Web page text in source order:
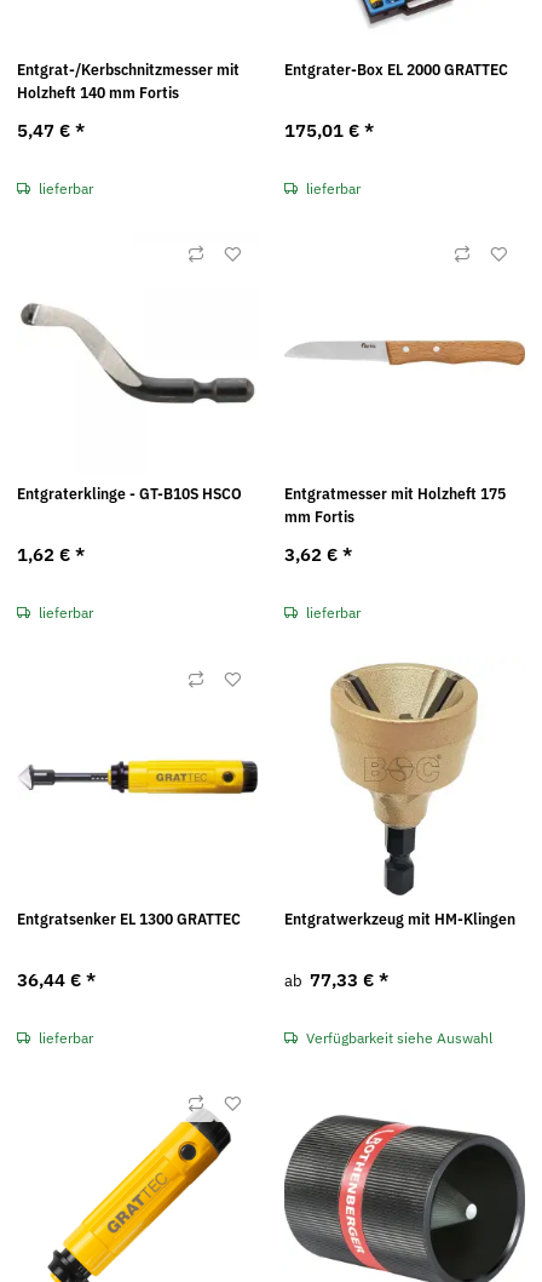
Entgrat-/Kerbschnitzmesser mit
Holzheft 140 mm Fortis
5,47 € *
lieferbar
Entgrater-Box EL 2000 GRATTEC
175,01 € *
lieferbar
Entgraterklinge - GT-B10S HSCO
1,62 € *
lieferbar
Entgratmesser mit Holzheft 175
mm Fortis
3,62 € *
lieferbar
Entgratsenker EL 1300 GRATTEC
36,44 € *
lieferbar
Entgratwerkzeug mit HM-Klingen
ab 77,33 € *
Verfügbarkeit siehe Auswahl